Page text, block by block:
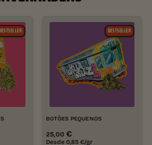
BESTSELLER BESTSELLER
BOTÕES PEQUENOS
25,00 €
Desde0,85€/gr